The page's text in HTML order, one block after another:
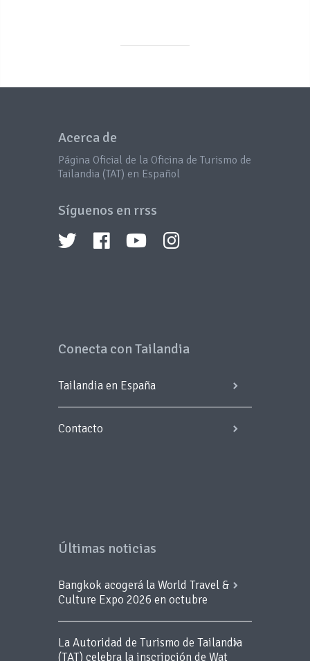
Acerca de
Página Oficial de la Oficina de Turismo de
Tailandia (TAT) en Español
Síguenos en rrss
Conecta con Tailandia
Tailandia en España
Contacto
Últimas noticias
Bangkok acogerá la World Travel &
Culture Expo 2026 en octubre
La Autoridad de Turismo de Tailandia
(TAT) celebra la inscripción de Wat